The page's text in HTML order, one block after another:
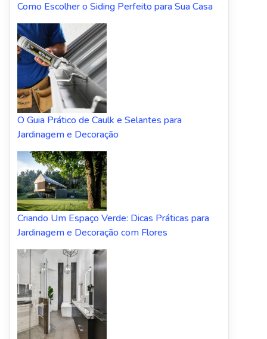
Como Escolher o Siding Perfeito para Sua Casa
O Guia Prático de Caulk e Selantes para
Jardinagem e Decoração
Criando Um Espaço Verde: Dicas Práticas para
Jardinagem e Decoração com Flores